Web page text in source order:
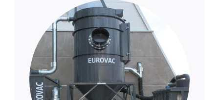
Kontakt